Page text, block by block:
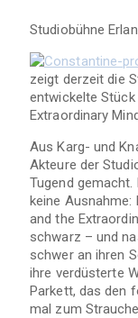
Studiobühne
zeigt derzeit die
entwickelte
Extraordinary
Aus Karg- und
Akteure der
Tugend
keine Ausnahme:
and the
schwarz – und
schwer an ihren
ihre verdüsterte
Parkett, das den
mal zum